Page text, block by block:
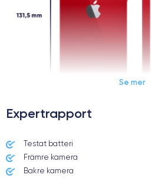
Date de sortie
24/09/2021
Se mer
Expertrapport
Testat batteri
Främre kamera
Bakre kamera